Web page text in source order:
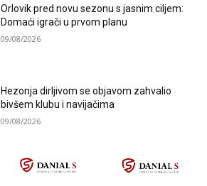
Orlovik pred novu sezonu s jasnim ciljem:
Domaći igrači u prvom planu
09/08/2026
Hezonja dirljivom se objavom zahvalio
bivšem klubu i navijačima
09/08/2026